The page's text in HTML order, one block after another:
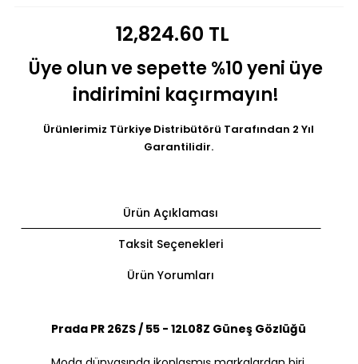
12,824.60 TL
Üye olun ve sepette %10 yeni üye
indirimini kaçırmayın!
Ürünlerimiz Türkiye Distribütörü Tarafından 2 Yıl
Garantilidir.
Ürün Açıklaması
Taksit Seçenekleri
Ürün Yorumları
Prada PR 26ZS / 55 - 12L08Z Güneş Gözlüğü